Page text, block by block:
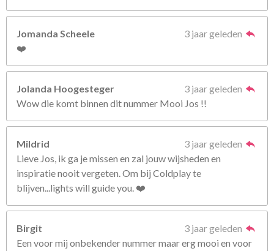
Jomanda Scheele
3 jaar geleden
❤️
Jolanda Hoogesteger
3 jaar geleden
Wow die komt binnen dit nummer Mooi Jos !!
Mildrid
3 jaar geleden
Lieve Jos, ik ga je missen en zal jouw wijsheden en
inspiratie nooit vergeten. Om bij Coldplay te
blijven...lights will guide you. ❤️
Birgit
3 jaar geleden
Een voor mij onbekender nummer maar erg mooi en voor